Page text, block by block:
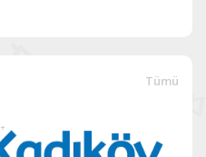
Tümü